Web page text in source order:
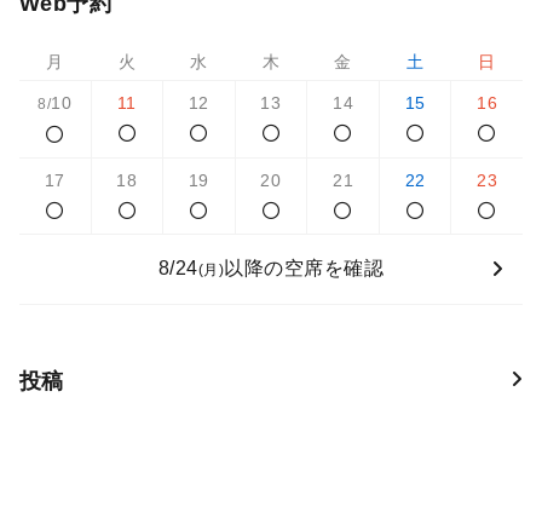
月 火 水 木 金 土 日
8/10 11 12 13 14 15 16
17 18 19 20 21 22 23
8/24(月) 以降の空席を確認
投稿